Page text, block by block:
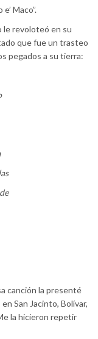
Maco”.
le revoloteó en su
que fue un trasteo
pegados a su tierra:
canción la presenté
San Jacinto, Bolívar,
la hicieron repetir